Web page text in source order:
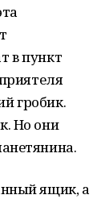
в пункт
гробик.
Но они
ящик, а